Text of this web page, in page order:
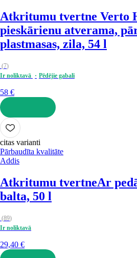
Atkritumu tvertne Verto
pieskārienu atverama,
plastmasas, zila, 54 l
(7)
Ir noliktavā
Pēdējie gabali
58 €
LIKT GROZĀ
citas varianti
Pārbaudīta kvalitāte
Addis
Atkritumu tvertneAr
balta, 50 l
(89)
Ir noliktavā
29,40 €